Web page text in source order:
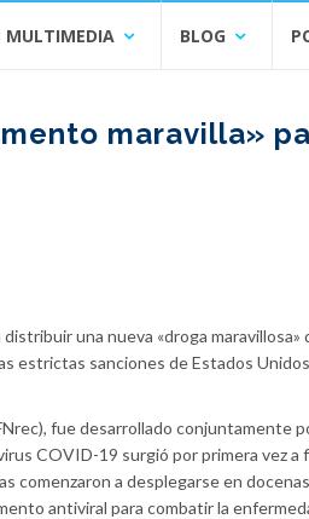
MULTIMEDIA BLOG
maravilla»
una nueva «droga
estrictas sanciones de Estados
fue desarrollado conjuntamente
COVID-19 surgió por primera vez a
comenzaron a desplegarse en
antiviral para combatir la